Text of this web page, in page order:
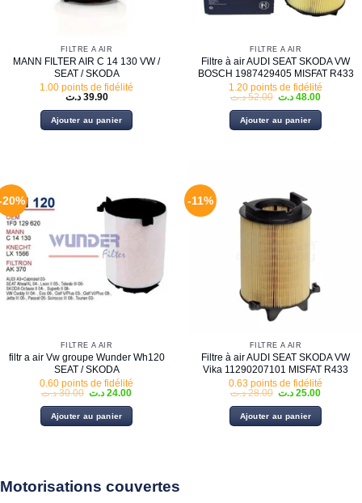
FILTRE À AIR
MANN FILTER AIR C 14 130 VW /
SEAT / SKODA
1.00 points de fidélité
39.90 د.ت
Ajouter au panier
FILTRE À AIR
Filtre à air AUDI SEAT SKODA VW
BOSCH 1987429405 MISFAT R433
1.20 points de fidélité
52.00 د.ت
Le
initial
était :
48.00 د.ت
Le
actuel
est :
Ajouter au panier
FILTRE À AIR
filtr a air Vw groupe Wunder Wh120
SEAT / SKODA
0.60 points de fidélité
30.00 د.ت
Le
initial
était :
24.00 د.ت
Le
actuel
est :
Ajouter au panier
-11%
FILTRE À AIR
Filtre à air AUDI SEAT SKODA VW
Vika 11290207101 MISFAT R433
0.63 points de fidélité
28.00 د.ت
Le
initial
était :
25.00 د.ت
Le
actuel
est :
Ajouter au panier
Motorisations couvertes